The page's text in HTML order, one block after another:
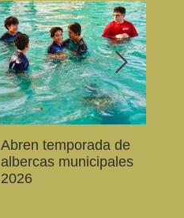
Convocan a niños, niñas
y jóvenes a crear la
conservación de la
Abren temporada de
albercas municipales
2026